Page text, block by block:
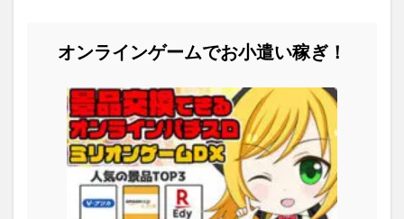
オンラインゲームでお小遣い稼ぎ！